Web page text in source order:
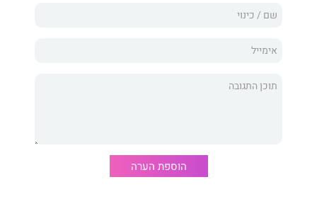
הדוב פרוע ולובש עור.
הם לעולם לא יתאימו.
הוא הספר השלישי בסדרת קינג.
הוספת הערה